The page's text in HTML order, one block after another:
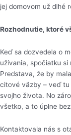
jej domovom už dlhé
Rozhodnutie, ktoré
Keď sa dozvedela o
užívania, spočiatku
Predstava, že by
citové väzby – veď tu
svojho života. No
všetko, a to úplne
Kontaktovala nás s